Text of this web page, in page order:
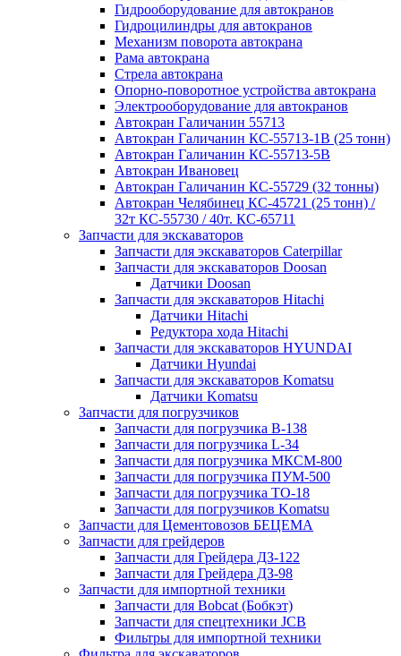
Гидрооборудование для автокранов
Гидроцилиндры для автокранов
Механизм поворота автокрана
Рама автокрана
Стрела автокрана
Опорно-поворотное устройства автокрана
Электрооборудование для автокранов
Автокран Галичанин 55713
Автокран Галичанин КС-55713-1В (25 тонн)
Автокран Галичанин КС-55713-5В
Автокран Ивановец
Автокран Галичанин КС-55729 (32 тонны)
Автокран Челябинец КС-45721 (25 тонн) /
32т КС-55730 / 40т. КС-65711
Запчасти для экскаваторов
Запчасти для экскаваторов Caterpillar
Запчасти для экскаваторов Doosan
Датчики Doosan
Запчасти для экскаваторов Hitachi
Датчики Hitachi
Редуктора хода Hitachi
Запчасти для экскаваторов HYUNDAI
Датчики Hyundai
Запчасти для экскаваторов Komatsu
Датчики Komatsu
Запчасти для погрузчиков
Запчасти для погрузчика B-138
Запчасти для погрузчика L-34
Запчасти для погрузчика МКСМ-800
Запчасти для погрузчика ПУМ-500
Запчасти для погрузчика ТО-18
Запчасти для погрузчиков Komatsu
Запчасти для Цементовозов БЕЦЕМА
Запчасти для грейдеров
Запчасти для Грейдера ДЗ-122
Запчасти для Грейдера ДЗ-98
Запчасти для импортной техники
Запчасти для Bobcat (Бобкэт)
Запчасти для спецтехники JCB
Фильтры для импортной техники